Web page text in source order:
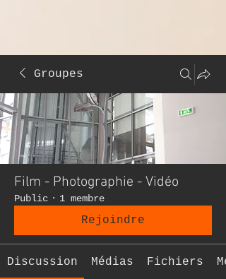
Groupes
Film - Photographie - Vidéo
Public · 1 membre
Rejoindre
Discussion Médias Fichiers